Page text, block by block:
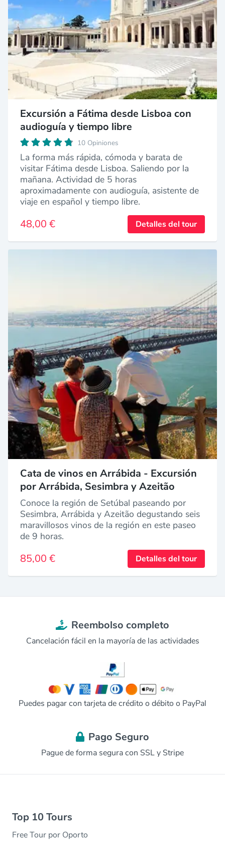
Excursión a Fátima desde Lisboa con
audioguía y tiempo libre
10 Opiniones
La forma más rápida, cómoda y barata de
visitar Fátima desde Lisboa. Saliendo por la
mañana. Actividad de 5 horas
aproximadamente con audioguía, asistente de
viaje en español y tiempo libre.
48,00 € Detalles del tour
Cata de vinos en Arrábida - Excursión
por Arrábida, Sesimbra y Azeitão
Conoce la región de Setúbal paseando por
Sesimbra, Arrábida y Azeitão degustando seis
maravillosos vinos de la región en este paseo
de 9 horas.
85,00 € Detalles del tour
Reembolso completo
Cancelación fácil en la mayoría de las actividades
Puedes pagar con tarjeta de crédito o débito o PayPal
Pago Seguro
Pague de forma segura con SSL y Stripe
Top 10 Tours
Free Tour por Oporto